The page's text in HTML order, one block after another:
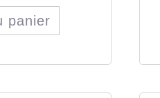
panier